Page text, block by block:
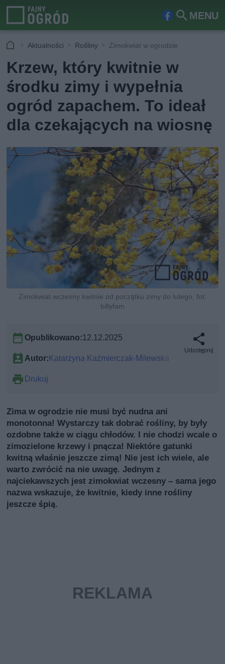
MENU
Fa
ook
Szu
Aktualności Rośliny Zimokwiat w ogrodzie
Krzew, który kwitnie w
środku zimy i wypełnia
ogród zapachem. To ideał
dla czekających na wiosnę
Zimokwiat wczesny kwitnie od początku zimy do lutego, fot.
billyfam
Opublikowano:12.12.2025
Autor:Katarzyna Kaźmierczak-Milewska
Drukuj
Udostępnij
Zima w ogrodzie nie musi być nudna ani
monotonna! Wystarczy tak dobrać rośliny, by były
ozdobne także w ciągu chłodów. I nie chodzi wcale o
zimozielone krzewy i pnącza! Niektóre gatunki
kwitną właśnie jeszcze zimą! Nie jest ich wiele, ale
warto zwrócić na nie uwagę. Jednym z
najciekawszych jest zimokwiat wczesny – sama jego
nazwa wskazuje, że kwitnie, kiedy inne rośliny
jeszcze śpią.